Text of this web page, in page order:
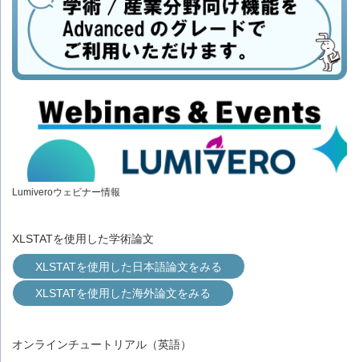
Lumiveroウェビナー情報
XLSTATを使用した学術論文
XLSTATを使用した日本語論文をみる
XLSTATを使用した海外論文をみる
オンラインチュートリアル（英語）